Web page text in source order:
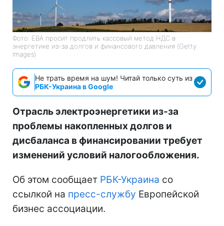
Фото: EBA просит продлить кассовый метод НДС в
энергетике из-за долгов и финансового давления (Getty
Images)
Не трать время на шум! Читай только суть из
РБК-Украина в Google
Отрасль электроэнергетики из-за
проблемы накопленных долгов и
дисбаланса в финансировании требует
изменений условий налогообложения.
Об этом сообщает РБК-Украина со
ссылкой на пресс-службу Европейской
бизнес ассоциации.